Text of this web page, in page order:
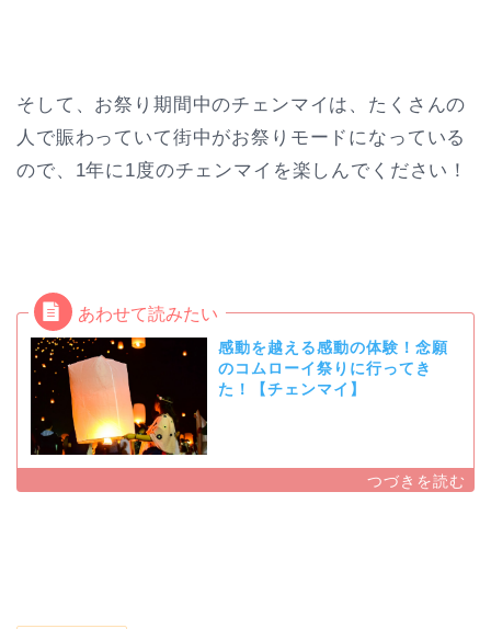
そして、お祭り期間中のチェンマイは、たくさんの
人で賑わっていて街中がお祭りモードになっている
ので、1年に1度のチェンマイを楽しんでください！
感動を越える感動の体験！念願
のコムローイ祭りに行ってき
た！【チェンマイ】